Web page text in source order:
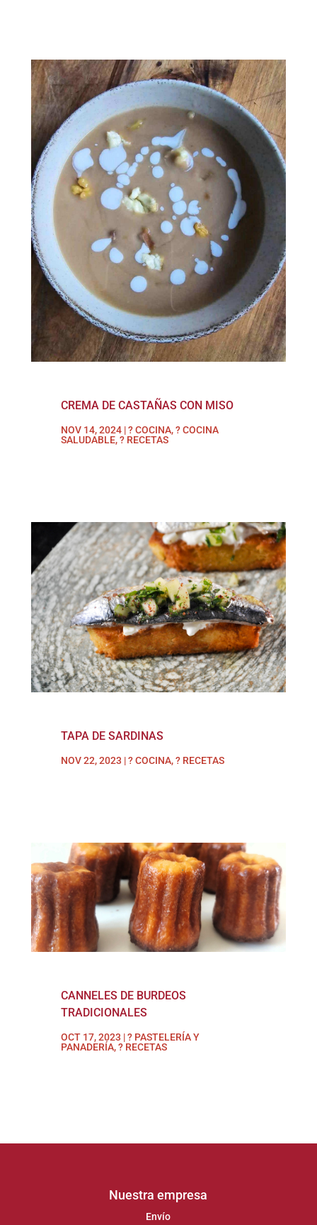
CREMA DE CASTAÑAS CON MISO
NOV 14, 2024 |? COCINA,? COCINA
SALUDABLE,? RECETAS
TAPA DE SARDINAS
NOV 22, 2023 |? COCINA,? RECETAS
CANNELES DE BURDEOS
TRADICIONALES
OCT 17, 2023 |? PASTELERÍA Y
PANADERÍA,? RECETAS
Nuestra empresa
Envío